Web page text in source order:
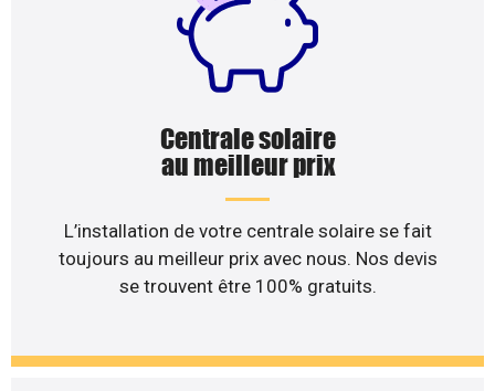
Centrale solaire
au meilleur prix
L’installation de votre centrale solaire se fait
toujours au meilleur prix avec nous. Nos devis
se trouvent être 100% gratuits.